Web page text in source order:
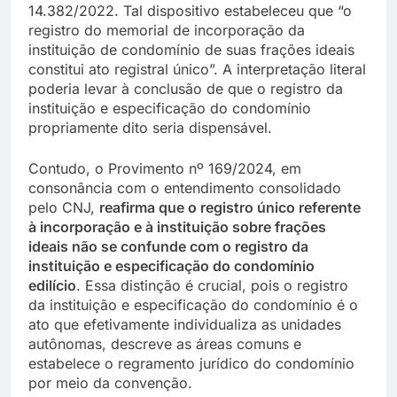
14.382/2022. Tal dispositivo estabeleceu que “o
registro do memorial de incorporação da
instituição de condomínio de suas frações ideais
constitui ato registral único”. A interpretação literal
poderia levar à conclusão de que o registro da
instituição e especificação do condomínio
propriamente dito seria dispensável.
Contudo, o Provimento nº 169/2024, em
consonância com o entendimento consolidado
pelo CNJ, reafirma que o registro único referente
à incorporação e à instituição sobre frações
ideais não se confunde com o registro da
instituição e especificação do condomínio
edilício. Essa distinção é crucial, pois o registro
da instituição e especificação do condomínio é o
ato que efetivamente individualiza as unidades
autônomas, descreve as áreas comuns e
estabelece o regramento jurídico do condomínio
por meio da convenção.